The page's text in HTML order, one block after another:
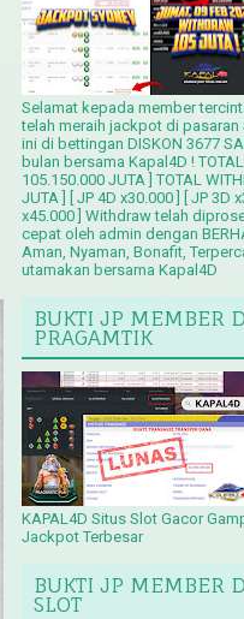
Selamat kepada member
telah meraih jackpot di pasaran
ini di bettingan DISKON 3677
bulan bersama Kapal4D ! TOTAL
105.150.000 JUTA ] TOTAL
JUTA ] [ JP 4D x30.000 ] [ JP 3D
x45.000 ] Withdraw telah
cepat oleh admin dengan
Aman, Nyaman, Bonafit,
utamakan bersama Kapal4D
BUKTI JP MEMBER
PRAGAMTIK
KAPAL4D Situs Slot Gacor
Jackpot Terbesar
BUKTI JP MEMBER
SLOT